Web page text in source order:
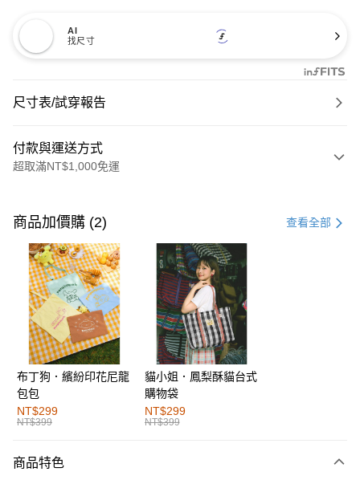
AI
找尺寸
尺寸表/試穿報告
付款與運送方式
超取滿NT$1,000免運
信用卡一次付款
購物金
超商取貨付款
LINE Pay
街口支付
運送方式
全家取貨付款
每筆NT$60，滿NT$1,000(含以上)免運費
付款後全家取貨
商品加價購 (2) 查看全部
布丁狗．繽紛印花尼龍
包包
NT$299
NT$399
貓小姐．鳳梨酥貓台式
購物袋
NT$299
NT$399
商品特色